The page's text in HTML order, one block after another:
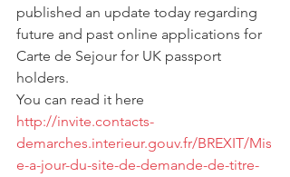
published an update today regarding
future and past online applications for
Carte de Sejour for UK passport
holders.
You can read it here
http://invite.contacts-
demarches.interieur.gouv.fr/BREXIT/Mis
e-a-jour-du-site-de-demande-de-titre-